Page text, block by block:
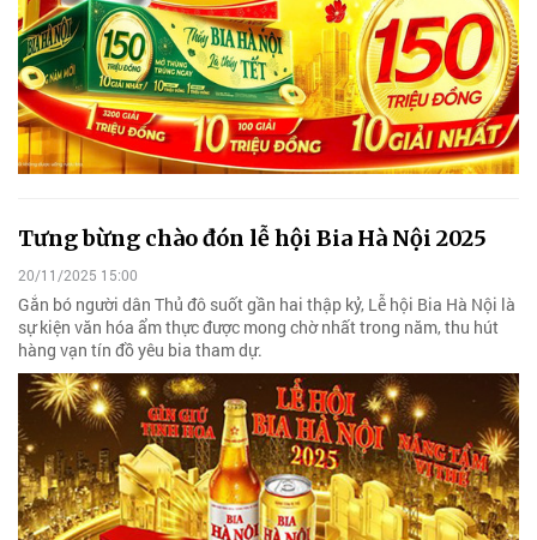
Tưng bừng chào đón lễ hội Bia Hà Nội 2025
20/11/2025 15:00
Gắn bó người dân Thủ đô suốt gần hai thập kỷ, Lễ hội Bia Hà Nội là
sự kiện văn hóa ẩm thực được mong chờ nhất trong năm, thu hút
hàng vạn tín đồ yêu bia tham dự.